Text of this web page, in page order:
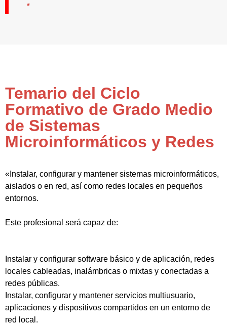
Temario del Ciclo
Formativo de Grado Medio
de Sistemas
Microinformáticos y Redes
«Instalar, configurar y mantener sistemas microinformáticos,
aislados o en red, así como redes locales en pequeños
entornos.
Este profesional será capaz de:
Instalar y configurar software básico y de aplicación, redes
locales cableadas, inalámbricas o mixtas y conectadas a
redes públicas.
Instalar, configurar y mantener servicios multiusuario,
aplicaciones y dispositivos compartidos en un entorno de
red local.